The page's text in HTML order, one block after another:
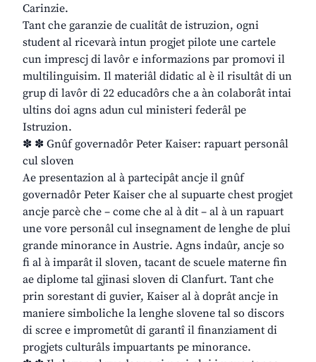
Carinzie.
Tant che garanzie de cualitât de istruzion, ogni
student al ricevarà intun progjet pilote une cartele
cun imprescj di lavôr e informazions par promovi il
multilinguisim. Il materiâl didatic al è il risultât di un
grup di lavôr di 22 educadôrs che a àn colaborât intai
ultins doi agns adun cul ministeri federâl pe
Istruzion.
✽ ✽ Gnûf governadôr Peter Kaiser: rapuart personâl
cul sloven
Ae presentazion al à partecipât ancje il gnûf
governadôr Peter Kaiser che al supuarte chest progjet
ancje parcè che – come che al à dit – al à un rapuart
une vore personâl cul insegnament de lenghe de plui
grande minorance in Austrie. Agns indaûr, ancje so
fi al à imparât il sloven, tacant de scuele materne fin
ae diplome tal gjinasi sloven di Clanfurt. Tant che
prin sorestant di guvier, Kaiser al à doprât ancje in
maniere simboliche la lenghe slovene tal so discors
di scree e imprometût di garantî il finanziament di
progjets culturâls impuartants pe minorance.